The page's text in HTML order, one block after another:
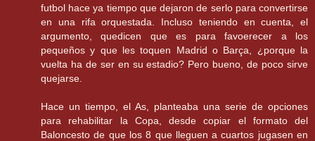
futbol hace ya tiempo que dejaron de serlo para convertirse
en una rifa orquestada. Incluso teniendo en cuenta, el
argumento, quedicen que es para favoerecer a los
pequeños y que les toquen Madrid o Barça, ¿porque la
vuelta ha de ser en su estadio? Pero bueno, de poco sirve
quejarse.
Hace un tiempo, el As, planteaba una serie de opciones
para rehabilitar la Copa, desde copiar el formato del
Baloncesto de que los 8 que lleguen a cuartos jugasen en